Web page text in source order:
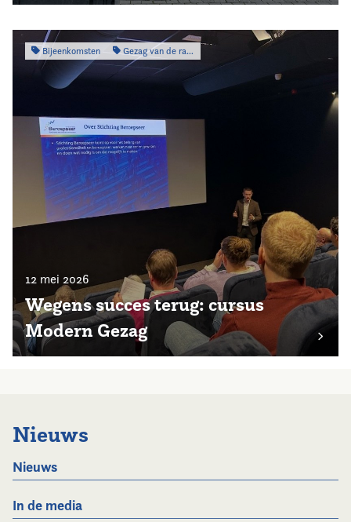
Bijeenkomsten Gezag van de raad
12 mei 2026
Wegens succes terug: cursus
Modern Gezag
Nieuws
Nieuws
In de media